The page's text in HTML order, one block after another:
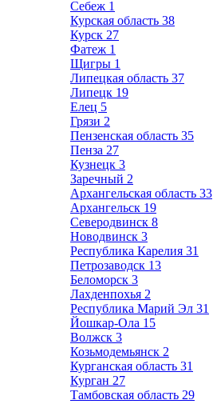
Себеж 1
Курская область 38
Курск 27
Фатеж 1
Щигры 1
Липецкая область 37
Липецк 19
Елец 5
Грязи 2
Пензенская область 35
Пенза 27
Кузнецк 3
Заречный 2
Архангельская область 33
Архангельск 19
Северодвинск 8
Новодвинск 3
Республика Карелия 31
Петрозаводск 13
Беломорск 3
Лахденпохья 2
Республика Марий Эл 31
Йошкар-Ола 15
Волжск 3
Козьмодемьянск 2
Курганская область 31
Курган 27
Тамбовская область 29